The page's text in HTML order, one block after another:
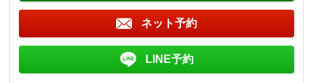
ネット予約
LINE予約